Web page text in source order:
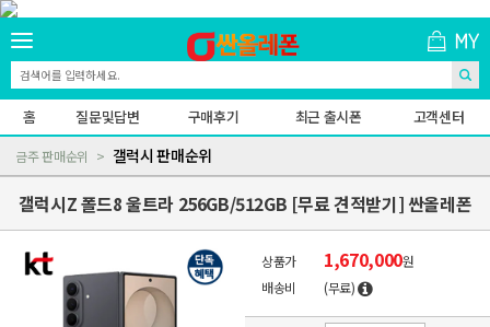
홈 질문및답변 구매후기 최근 출시폰 고객센터
금주 판매순위 갤럭시 판매순위
갤럭시Z 폴드8 울트라 256GB/512GB [무료 견적받기] 싼올레폰
상품가 1,670,000원
배송비
(무료)